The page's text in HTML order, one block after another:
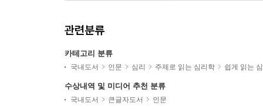
관련분류
카테고리 분류
국내도서 인문 심리 주제로 읽는 심리학 쉽게 읽는
수상내역 및 미디어 추천 분류
국내도서 큰글자도서 인문